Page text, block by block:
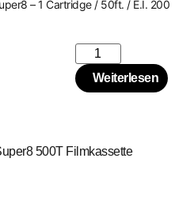
– 1 Cartridge / 50ft. / E.I. 200
Weiterlesen